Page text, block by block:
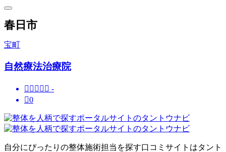
春日市
宝町
自然療法治療院
     -
0
自分にぴったりの整体施術担当を探す口コミサイトはタント